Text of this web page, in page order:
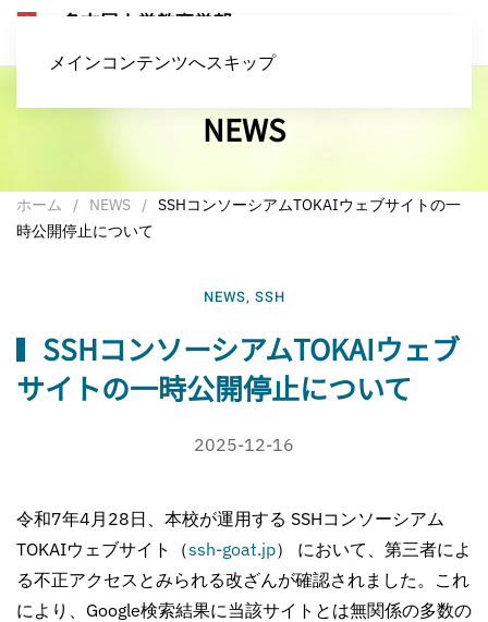
メインコンテンツへスキップ
NEWS
ホーム NEWS
SSHコンソーシアムTOKAIウェブサイトの一
時公開停止について
NEWS, SSH
SSHコンソーシアムTOKAIウェブ
サイトの一時公開停止について
2025-12-16
令和7年4月28日、本校が運用する SSHコンソーシアム
TOKAIウェブサイト（ssh-goat.jp） において、第三者によ
る不正アクセスとみられる改ざんが確認されました。これ
により、Google検索結果に当該サイトとは無関係の多数の